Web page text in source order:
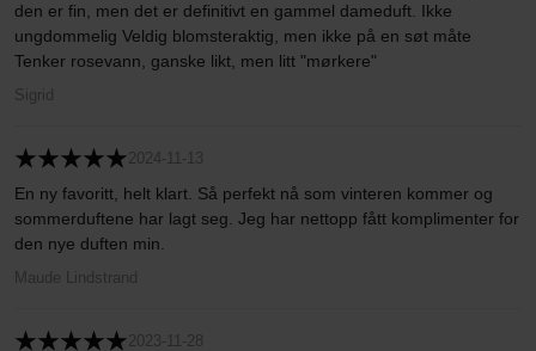
den er fin, men det er definitivt en gammel dameduft. Ikke
ungdommelig Veldig blomsteraktig, men ikke på en søt måte
Tenker rosevann, ganske likt, men litt "mørkere"
Sigrid
2024-11-13
En ny favoritt, helt klart. Så perfekt nå som vinteren kommer og
sommerduftene har lagt seg. Jeg har nettopp fått komplimenter for
den nye duften min.
Maude Lindstrand
2023-11-28